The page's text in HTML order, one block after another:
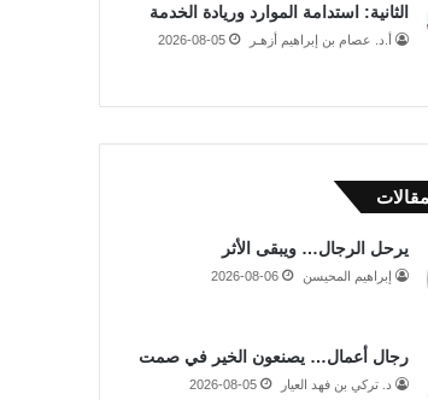
الثانية: استدامة الموارد وريادة الخدمة
أ.د. عصام بن إبراهيم أزهـر 2026-08-05
يرحل الرجال… ويبقى الأثر
إبراهيم المحيسن 2026-08-06
رجال أعمال… يصنعون الخير في صمت
د. تركي بن فهد العيار 2026-08-05